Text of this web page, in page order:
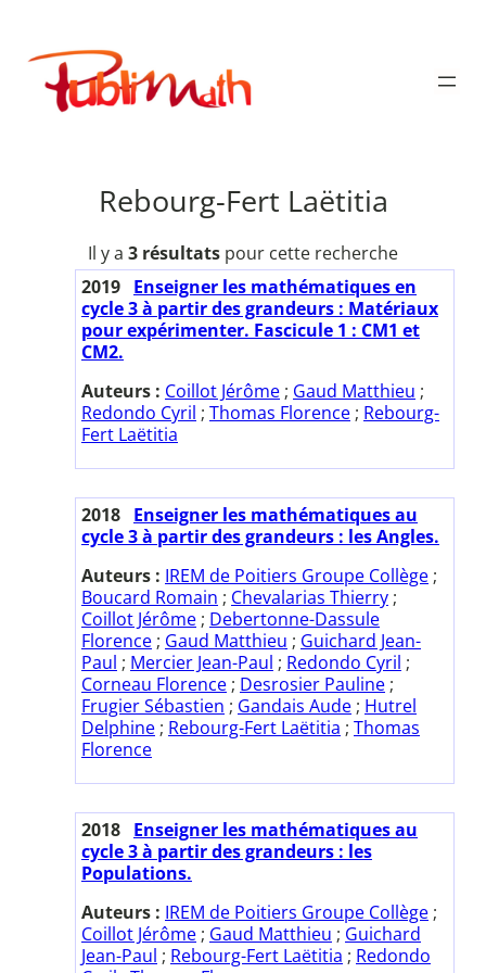
contenu
Publimath
Rebourg-Fert Laëtitia
Il y a 3 résultats pour cette recherche
2019 Enseigner les mathématiques en
cycle 3 à partir des grandeurs : Matériaux
pour expérimenter. Fascicule 1 : CM1 et
CM2.
Auteurs : Coillot Jérôme ; Gaud Matthieu ;
Redondo Cyril ; Thomas Florence ; Rebourg-
Fert Laëtitia
2018 Enseigner les mathématiques au
cycle 3 à partir des grandeurs : les Angles.
Auteurs : IREM de Poitiers Groupe Collège ;
Boucard Romain ; Chevalarias Thierry ;
Coillot Jérôme ; Debertonne-Dassule
Florence ; Gaud Matthieu ; Guichard Jean-
Paul ; Mercier Jean-Paul ; Redondo Cyril ;
Corneau Florence ; Desrosier Pauline ;
Frugier Sébastien ; Gandais Aude ; Hutrel
Delphine ; Rebourg-Fert Laëtitia ; Thomas
Florence
2018 Enseigner les mathématiques au
cycle 3 à partir des grandeurs : les
Populations.
Auteurs : IREM de Poitiers Groupe Collège ;
Coillot Jérôme ; Gaud Matthieu ; Guichard
Jean-Paul ; Rebourg-Fert Laëtitia ; Redondo